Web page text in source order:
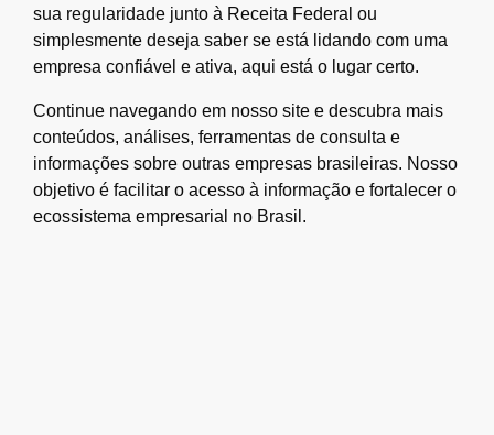
sua regularidade junto à Receita Federal ou
simplesmente deseja saber se está lidando com uma
empresa confiável e ativa, aqui está o lugar certo.
Continue navegando em nosso site e descubra mais
conteúdos, análises, ferramentas de consulta e
informações sobre outras empresas brasileiras. Nosso
objetivo é facilitar o acesso à informação e fortalecer o
ecossistema empresarial no Brasil.